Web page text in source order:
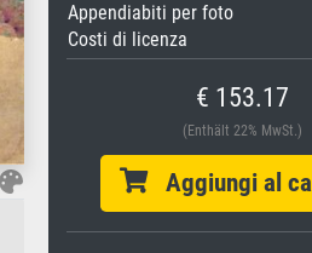
Appendiabiti per foto
Costi di licenza
€ 153.17
(Enthält 22% MwSt.)
Aggiungi al